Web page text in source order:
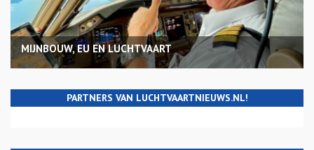
MIJNBOUW, EU EN LUCHTVAART
PARTNERS VAN LUCHTVAARTNIEUWS.NL!